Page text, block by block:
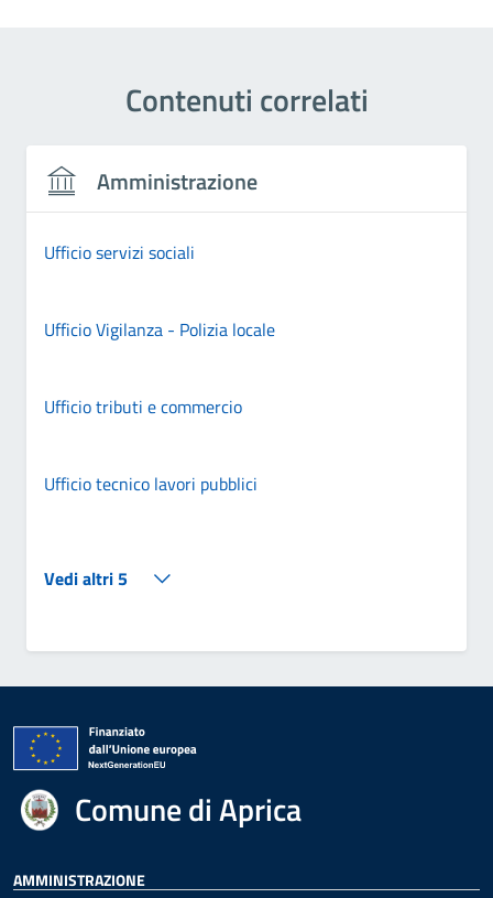
Contenuti correlati
Amministrazione
Ufficio servizi sociali
Ufficio Vigilanza - Polizia locale
Ufficio tributi e commercio
Ufficio tecnico lavori pubblici
Vedi altri 5
Comune di Aprica
AMMINISTRAZIONE